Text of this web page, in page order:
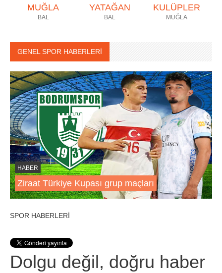
MUĞLA
BAL
YATAĞAN
BAL
KULÜPLER
MUĞLA
GENEL SPOR HABERLERİ
HABER
Ziraat Türkiye Kupası grup maçları
SPOR HABERLERİ
Dolgu değil, doğru haber